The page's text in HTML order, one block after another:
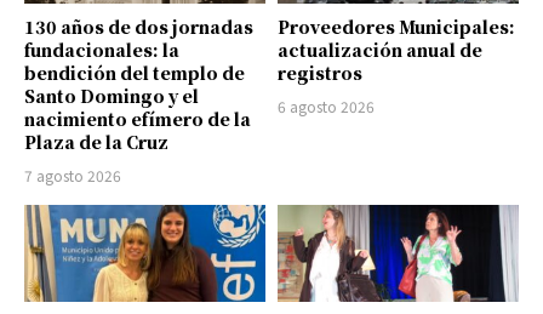
130 años de dos jornadas
fundacionales: la
bendición del templo de
Santo Domingo y el
nacimiento efímero de la
Plaza de la Cruz
7 agosto 2026
Proveedores Municipales:
actualización anual de
registros
6 agosto 2026